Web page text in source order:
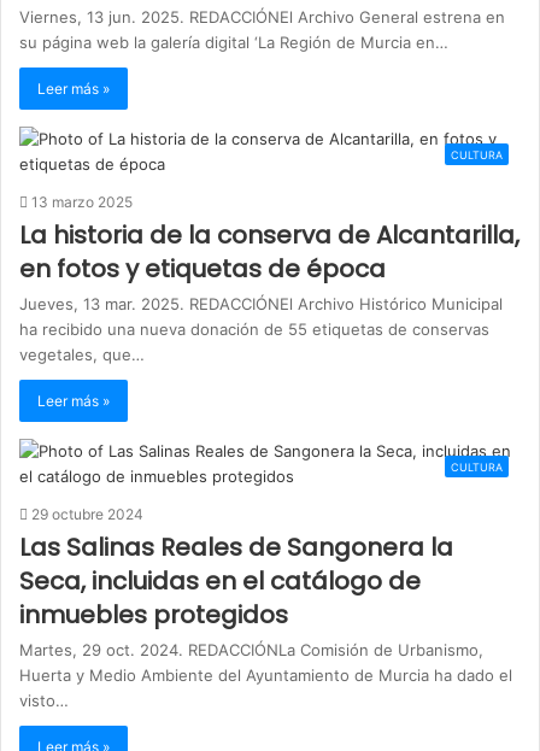
Viernes, 13 jun. 2025. REDACCIÓNEl Archivo General estrena en
su página web la galería digital ‘La Región de Murcia en…
Leer más »
CULTURA
13 marzo 2025
La historia de la conserva de Alcantarilla,
en fotos y etiquetas de época
Jueves, 13 mar. 2025. REDACCIÓNEl Archivo Histórico Municipal
ha recibido una nueva donación de 55 etiquetas de conservas
vegetales, que…
Leer más »
CULTURA
29 octubre 2024
Las Salinas Reales de Sangonera la
Seca, incluidas en el catálogo de
inmuebles protegidos
Martes, 29 oct. 2024. REDACCIÓNLa Comisión de Urbanismo,
Huerta y Medio Ambiente del Ayuntamiento de Murcia ha dado el
visto…
Leer más »